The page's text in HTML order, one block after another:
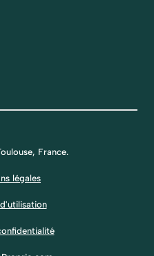
France.
légales